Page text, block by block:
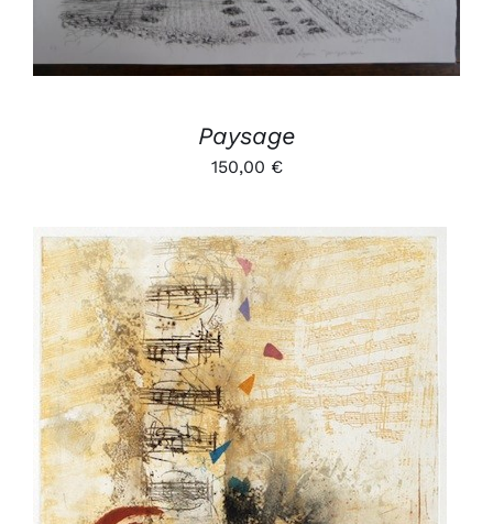
Paysage
150,00 €
AJOUTER AU PANIER
/
DÉTAILS